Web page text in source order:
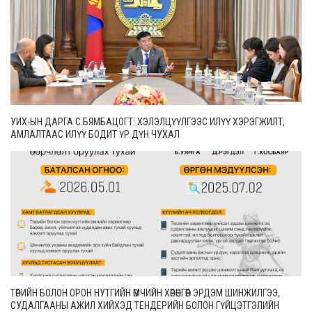
УИХ-ЫН ДАРГА С.БЯМБАЦОГТ: ХЭЛЭЛЦҮҮЛГЭЭС ИЛҮҮ ХЭРЭГЖИЛТ,
АМЛАЛТААС ИЛҮҮ БОДИТ ҮР ДҮН ЧУХАЛ
ТӨРИЙН БОЛОН ОРОН НУТГИЙН ӨМЧИЙН ХӨРӨНГӨӨР ЭРДЭМ ШИНЖИЛГЭЭ,
СУДАЛГААНЫ АЖИЛ ХИЙХЭД ТЕНДЕРИЙН БОЛОН ГҮЙЦЭТГЭЛИЙН